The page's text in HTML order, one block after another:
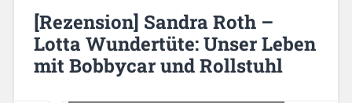
[Rezension] Sandra Roth –
Lotta Wundertüte: Unser Leben
mit Bobbycar und Rollstuhl